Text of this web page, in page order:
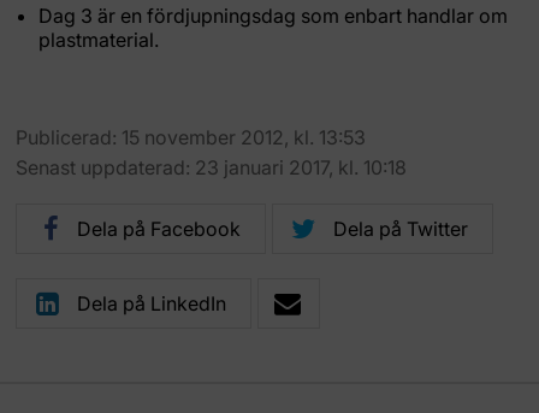
Dag 3 är en fördjupningsdag som enbart handlar om
plastmaterial.
Publicerad: 15 november 2012, kl. 13:53
Senast uppdaterad: 23 januari 2017, kl. 10:18
Dela på Facebook Dela på Twitter
Dela på LinkedIn